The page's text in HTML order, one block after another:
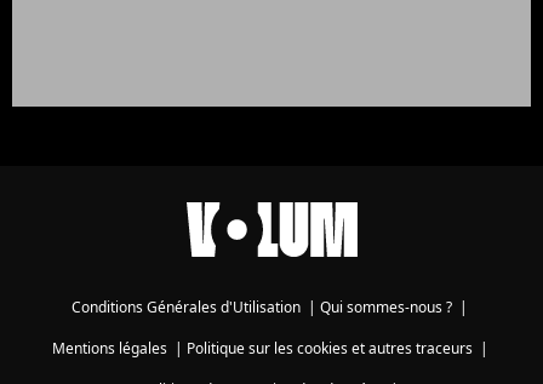
Conditions Générales d'Utilisation | Qui sommes-nous ? |
Mentions légales| Politique sur les cookies et autres traceurs|